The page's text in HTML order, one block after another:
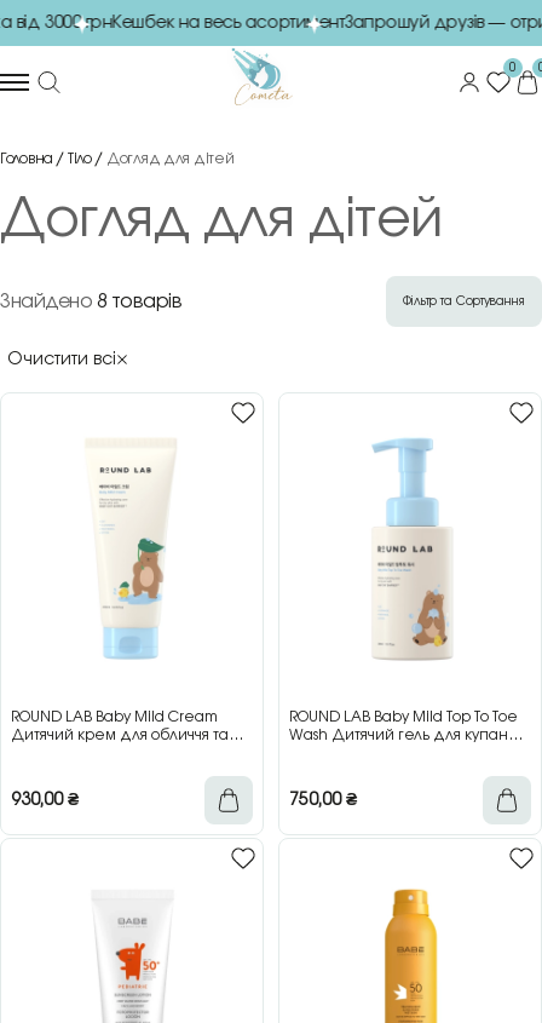
3000 грнКешбек на весь асортиментЗапрошуй друзів —
0
Головна Тіло Догляд для дітей
Догляд для дітей
Знайдено 8 товарів Фільтр та Сортування
Очистити всі
ROUND LAB Baby Mild Cream
Дитячий крем для обличчя та
930,00₴
ROUND LAB Baby Mild Top To Toe
Wash Дитячий гель для купання
750,00₴